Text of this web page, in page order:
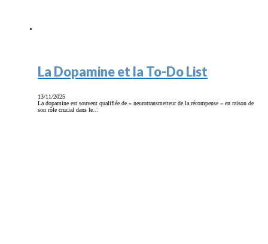
La Dopamine et la To-Do List
13/11/2025
La dopamine est souvent qualifiée de « neurotransmetteur de la récompense » en raison de
son rôle crucial dans le…